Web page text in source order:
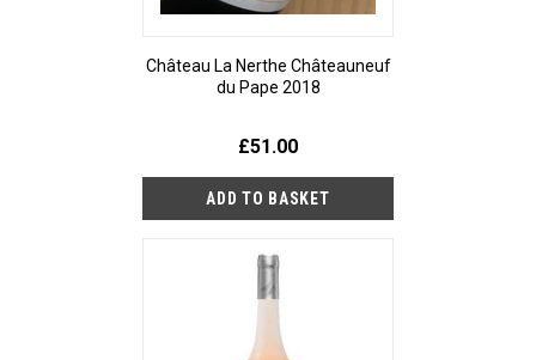
Château La Nerthe Châteauneuf
du Pape 2018
£51.00